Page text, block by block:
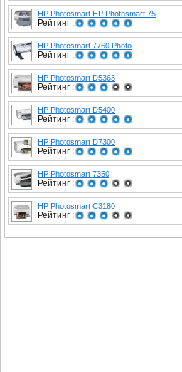
HP Photosmart HP Photosmart 75
Рейтинг :
HP Photosmart 7760 Photo
Рейтинг :
HP Photosmart D5363
Рейтинг :
HP Photosmart D5400
Рейтинг :
HP Photosmart D7300
Рейтинг :
HP Photosmart 7350
Рейтинг :
HP Photosmart C3180
Рейтинг :